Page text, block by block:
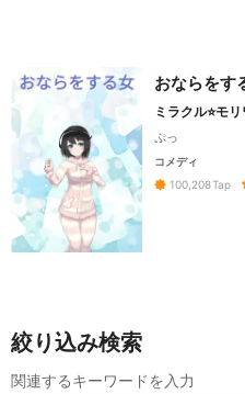
おならをす
ミラクル⭐モ
ぷっ
コメディ
100,208Tap
絞り込み検索
関連するキーワードを入力